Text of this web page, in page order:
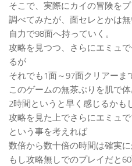
そこで、実際にカイの冒険をプ
調べてみたが、面セレとかは
自力で98面へ持っていく。
攻略を見つつ、さらにエミュ
るが
それでも1面～97面クリアーま
このゲームの無茶ぶりを肌で体
2時間というと早く感じるかも
攻略を見た上でさらにエミュ
という事を考えれば
数倍から数十倍の時間は確実に
もし攻略無しでのプレイだと